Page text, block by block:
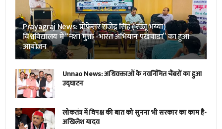
Prayagraj News: प्रोफेसर राजेंद्र सिंह ( रज्जू भय्या)
विश्वविद्यालय में “नशा मुक्त -भारत अभियान पखवाडा” का हुआ
आयोजन
Unnao News: अधिवक्ताओं के नवर्निमित चैंबरों का हुआ
उद्घाटन
लोकतंत्र में विपक्ष की बात को सुनना भी सरकार का काम है-
अखिलेश यादव